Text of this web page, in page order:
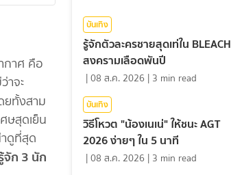
กาศ คือ
าจะ
ยทั้งสาม
ษสุดเย็น
ดูที่สุด
จัก 3 นัก
บันเทิง
รู้จักตัวละครชายสุดเท่ใน BLEACH
สงครามเลือดพันปี
|08 ส.ค. 2026 | 3 min read
บันเทิง
วิธีโหวต "น้องเนเน่" ให้ชนะ AGT
2026 ง่ายๆ ใน 5 นาที
|08 ส.ค. 2026 | 3 min read